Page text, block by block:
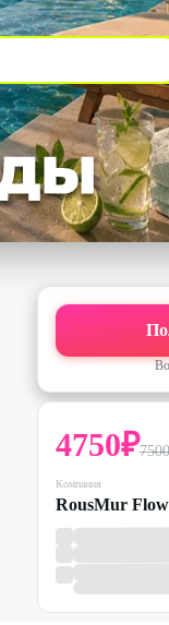
4750₽7500
Компания
RousMur